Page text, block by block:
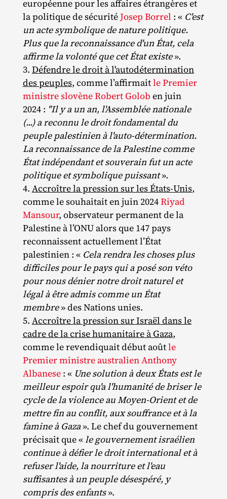
européenne pour les affaires étrangères et
la politique de sécuritéJosep Borrel : « C'est
un acte symbolique de nature politique.
Plus que la reconnaissance d'un État, cela
affirme la volonté que cet État existe».
Défendre le droit à l'autodétermination
des peuples, comme l’affirmaitle Premier
ministre slovène Robert Golob en juin
2024 : "Il y a un an, l'Assemblée nationale
(...) a reconnu le droit fondamental du
peuple palestinien à l'auto-détermination.
La reconnaissance de la Palestine comme
État indépendant et souverain fut un acte
politique et symbolique puissant».
Accroître la pression sur les États-Unis,
comme le souhaitait en juin 2024Riyad
Mansour, observateur permanent de la
Palestine à l’ONU alors que 147 pays
reconnaissent actuellement l’État
palestinien : « Cela rendra les choses plus
difficiles pour le pays qui a posé son véto
pour nous dénier notre droit naturel et
légal à être admis comme un État
membre» des Nations unies.
Accroître la pression sur Israël dans le
cadre de la crise humanitaire à Gaza,
comme le revendiquait début aoûtle
Premier ministre australien Anthony
Albanese: « Une solution à deux États est le
meilleur espoir qu'a l'humanité de briser le
cycle de la violence au Moyen-Orient et de
mettre fin au conflit, aux souffrance et à la
famine à Gaza». Le chef du gouvernement
précisait que «le gouvernement israélien
continue à défier le droit international et à
refuser l'aide, la nourriture et l'eau
suffisantes à un peuple désespéré, y
compris des enfants».